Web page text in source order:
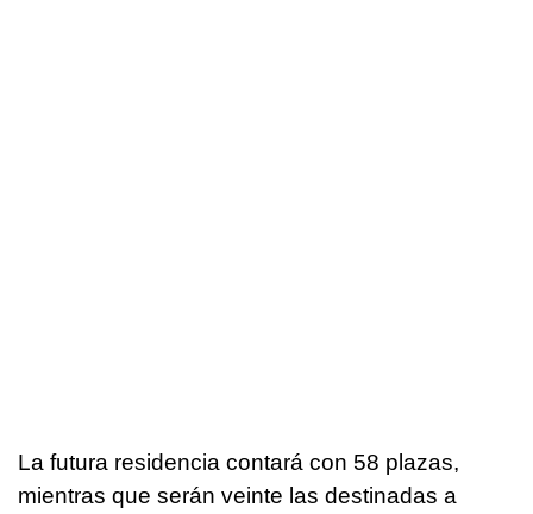
La futura residencia contará con 58 plazas,
mientras que serán veinte las destinadas a